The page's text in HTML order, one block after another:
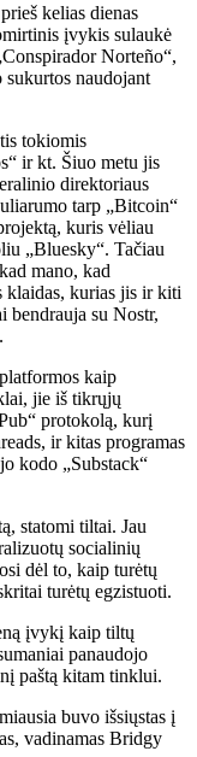
kelias dienas
įvykis sulaukė
Norteño“,
sukurtos naudojant
tokiomis
ir kt. Šiuo metu jis
direktoriaus
tarp „Bitcoin“
kuris vėliau
„Bluesky“. Tačiau
mano, kad
klaidas, kurias jis ir kiti
bendrauja su Nostr,
kaip
jie iš tikrųjų
protokolą, kurį
ir kitas programas
kodo „Substack“
statomi tiltai. Jau
socialinių
dėl to, kaip turėtų
turėtų egzistuoti.
įvykį kaip tiltų
panaudojo
paštą kitam tinklui.
buvo išsiųstas į
vadinamas Bridgy